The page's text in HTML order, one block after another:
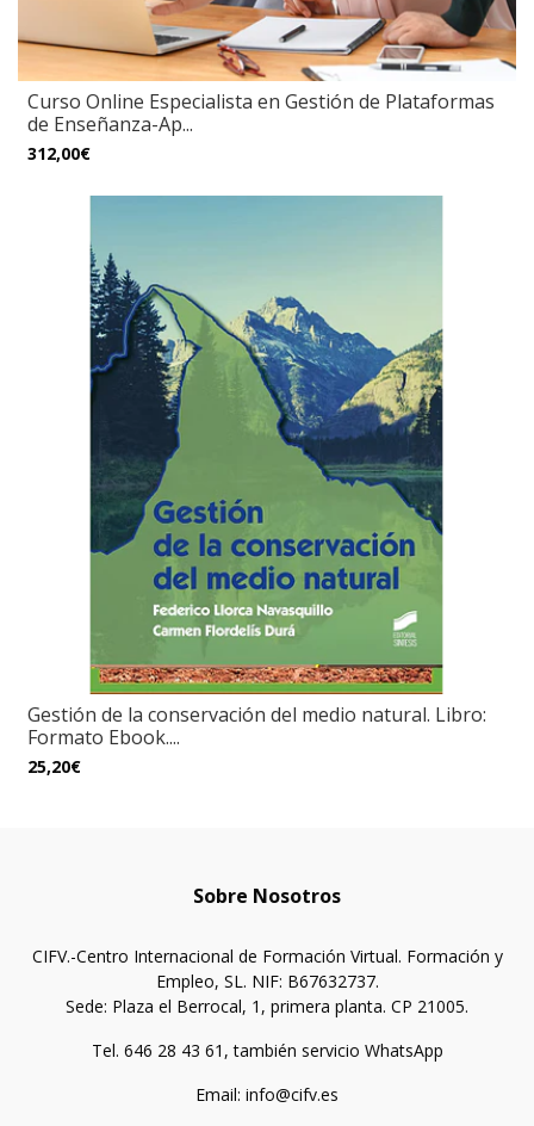
Curso Online Especialista en Gestión de Plataformas
de Enseñanza-Ap...
312,00€
Gestión de la conservación del medio natural. Libro:
Formato Ebook....
25,20€
Sobre Nosotros
CIFV.-Centro Internacional de Formación Virtual. Formación y
Empleo, SL. NIF: B67632737.
Sede: Plaza el Berrocal, 1, primera planta. CP 21005.
Tel. 646 28 43 61, también servicio WhatsApp
Email: info@cifv.es